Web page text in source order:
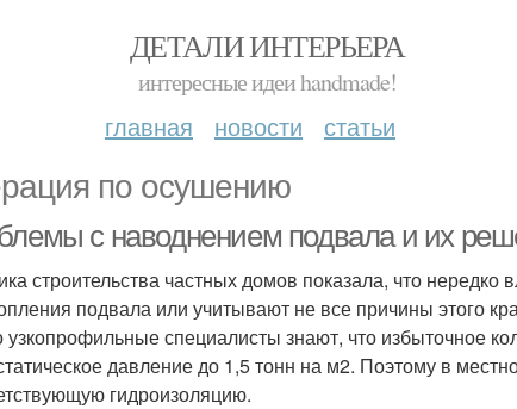
ДЕТАЛИ ИНТЕРЬЕРА
интересные идеи handmade!
главная новости статьи
по осушению
с наводнением подвала и их
строительства частных домов показала, что
подвала или учитывают не все причины этого
узкопрофильные специалисты знают, что избыточное
давление до 1,5 тонн на м2. Поэтому в
гидроизоляцию.